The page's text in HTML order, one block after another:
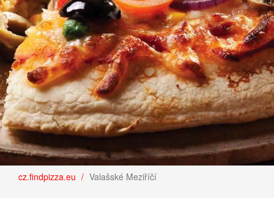
cz.findpizza.eu Valašské Meziříčí